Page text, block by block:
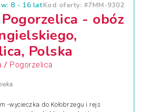
8 - 16 latKod oferty: #7MM-9302
- obóz
Polska
/ Pogorzelica
-wycieczka do Kołobrzegu i rejs